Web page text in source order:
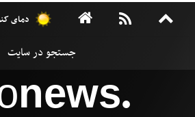
دمای
news●